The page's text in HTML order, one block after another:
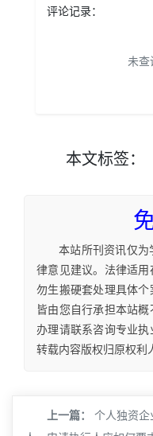
评论记录：
未查
本文标签：
本站所刊资讯仅为
律意见建议。法律适
勿生搬硬套处理具体
皆由您自行承担本站
办理请联系咨询专业
转载内容版权归原权利
上一篇：
个人独资